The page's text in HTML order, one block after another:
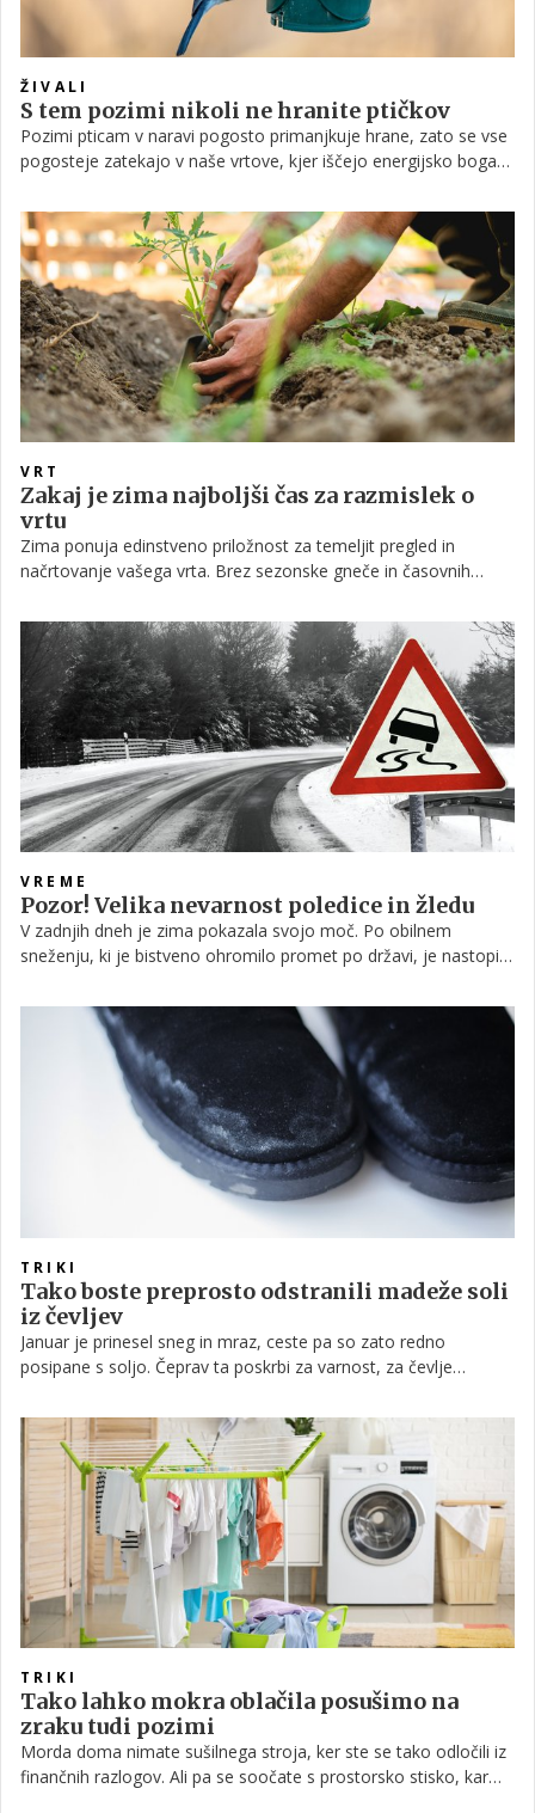
ŽIVALI
S tem pozimi nikoli ne hranite ptičkov
Pozimi pticam v naravi pogosto primanjkuje hrane, zato se vse
pogosteje zatekajo v naše vrtove, kjer iščejo energijsko bogate
dneh. Ker je naravna hrana v tem času redka, jim mnogi
pomagamo s hranilniki.
VRT
Zakaj je zima najboljši čas za razmislek o
vrtu
Zima ponuja edinstveno priložnost za temeljit pregled in
načrtovanje vašega vrta. Brez sezonske gneče in časovnih
svetlobe ter sprejemamo premišljene odločitve. Zimsko
načrtovanje omogoča dolgoročne, trajnostne odločitve za lepši
in bolj funkcionalen zunanji prostor, z manj napora in stroškov.
VREME
Pozor! Velika nevarnost poledice in žledu
V zadnjih dneh je zima pokazala svojo moč. Po obilnem
sneženju, ki je bistveno ohromilo promet po državi, je nastopil
lokalno povzroči tudi škodo na drevju in infrastrukturi. Največ
težav bo povzročala poledica, zato je za severovzhod države
razglašeno oranžno vremensko opozorilo.
TRIKI
Tako boste preprosto odstranili madeže soli
iz čevljev
Januar je prinesel sneg in mraz, ceste pa so zato redno
posipane s soljo. Čeprav ta poskrbi za varnost, za čevlje
škornje, semiš ali športne čevlje, beli madeži soli hitro pokvarijo
videz in lahko material tudi trajno poškodujejo.
TRIKI
Tako lahko mokra oblačila posušimo na
zraku tudi pozimi
Morda doma nimate sušilnega stroja, ker ste se tako odločili iz
finančnih razlogov. Ali pa se soočate s prostorsko stisko, kar